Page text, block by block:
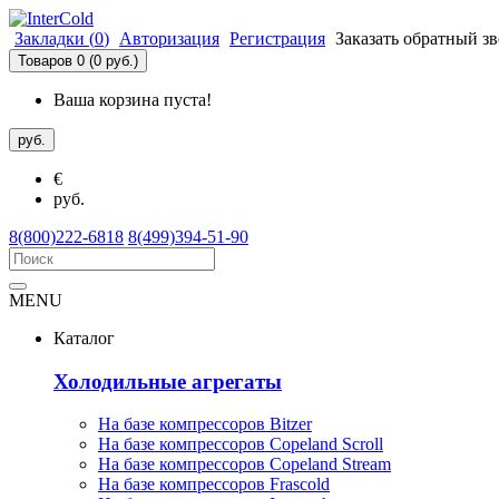
Закладки (0) Авторизация Регистрация Заказать обратный
Товаров 0 (0 руб.)
Ваша корзина пуста!
руб.
€
руб.
8(800)222-6818 8(499)394-51-90
MENU
Каталог
Холодильные агрегаты
На базе компрессоров Bitzer
На базе компрессоров Copeland Scroll
На базе компрессоров Copeland Stream
На базе компрессоров Frascold